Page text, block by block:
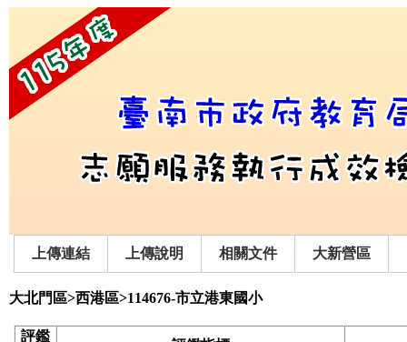
上傳連結 上傳說明 相關文件 大新營區
大北門區>西港區>114676-市立港東國小
評鑑